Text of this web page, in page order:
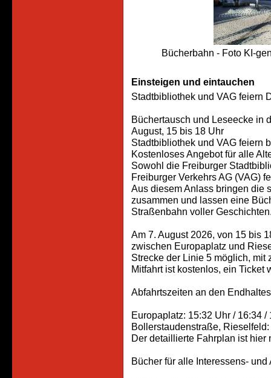
Bücherbahn - Foto KI-
Einsteigen und eintauchen
Stadtbibliothek und VAG feiern
Büchertausch und Leseecke in
August, 15 bis 18 Uhr
Stadtbibliothek und VAG feiern
Kostenloses Angebot für alle
Sowohl die Freiburger
Freiburger Verkehrs AG (VAG)
Aus diesem Anlass bringen die
zusammen und lassen eine
Straßenbahn voller
Am 7. August 2026, von 15 bis
zwischen Europaplatz und
Strecke der Linie 5 möglich,
Mitfahrt ist kostenlos, ein Ticket
Abfahrtszeiten an den
Europaplatz: 15:32 Uhr / 16:34 /
Bollerstaudenstraße,
Der detaillierte Fahrplan ist hier
Bücher für alle Interessens- und